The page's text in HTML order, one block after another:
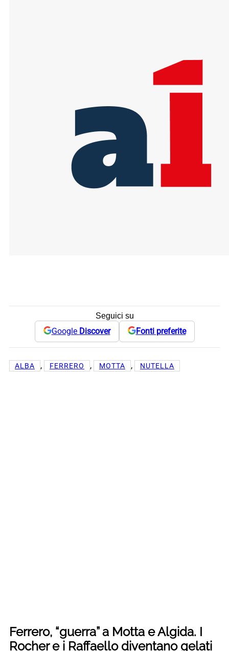
Seguici su
Google Discover Fonti preferite
ALBA , FERRERO , MOTTA , NUTELLA
Ferrero, “guerra” a Motta e Algida. I
Rocher e i Raffaello diventano gelati